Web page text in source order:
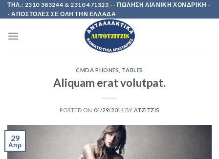
Skip
to
ΤΗΛ.: 2310 383244 & 2310 471323 -- ΠΩΛΗΣΗ ΛΙΑΝΙΚΗ ΧΟΝΔΡΙΚΗ -
- ΑΠΟΣΤΟΛΕΣ ΣΕ ΟΛΗ ΤΗΝ ΕΛΛΑΔΑ
CMDA PHONES TABLES
Aliquam erat volutpat.
POSTED ON 04/29/2014 BY ATZITZIS
29
Απρ